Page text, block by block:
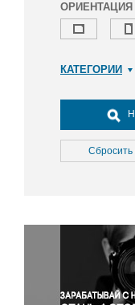
ОРИЕНТАЦИЯ
КАТЕГОРИИ
Досуг,
Культура
Медицина
Политика
Правосудие